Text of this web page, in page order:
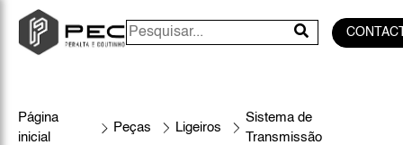
Página
inicial
Peças Ligeiros
Sistema de
Transmissão